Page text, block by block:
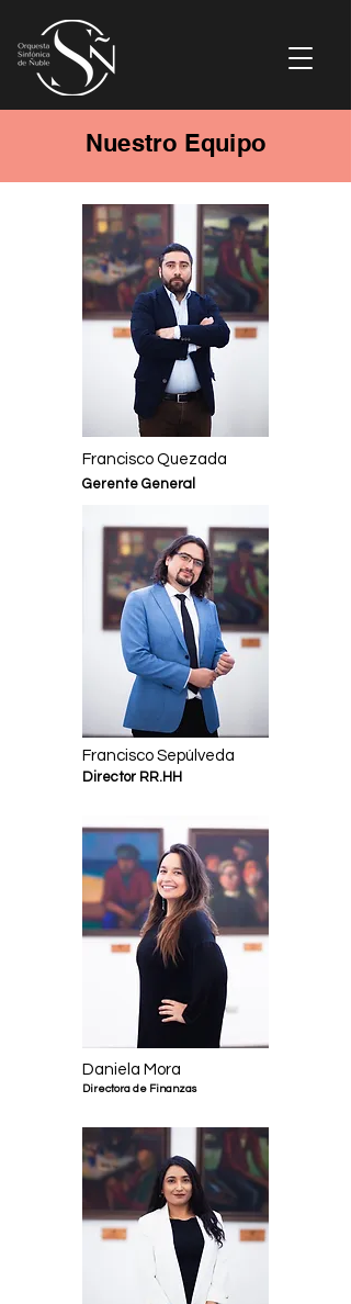
Nuestro Equipo
Francisco Quezada
Gerente General
Francisco Sepúlveda
Director RR.HH
Daniela Mora
Directora de Finanzas